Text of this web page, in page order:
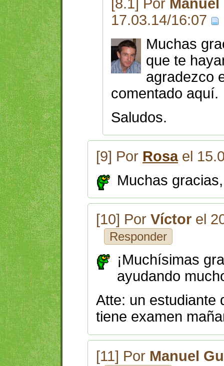
[8.1] Por
17.03.14/16:07
Muchas
que te
agradezco
comentado aquí.
Saludos.
[9] Por Rosael
Muchas
[10] Por Víctor el
Responder
¡Muchísimas
ayudando
Atte: un estudiante
tiene examen
[11] Por Manuel